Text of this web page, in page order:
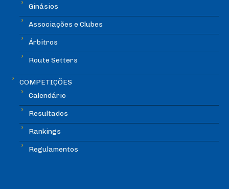
Ginásios
Associações e Clubes
Árbitros
Route Setters
COMPETIÇÕES
Calendário
Resultados
Rankings
Regulamentos